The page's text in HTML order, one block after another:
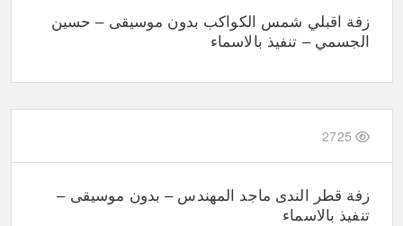
زفة اقبلي شمس الكواكب بدون موسيقى – حسين
الجسمي – تنفيذ بالاسماء
2725
زفة قطر الندى ماجد المهندس – بدون موسيقى –
تنفيذ بالاسماء